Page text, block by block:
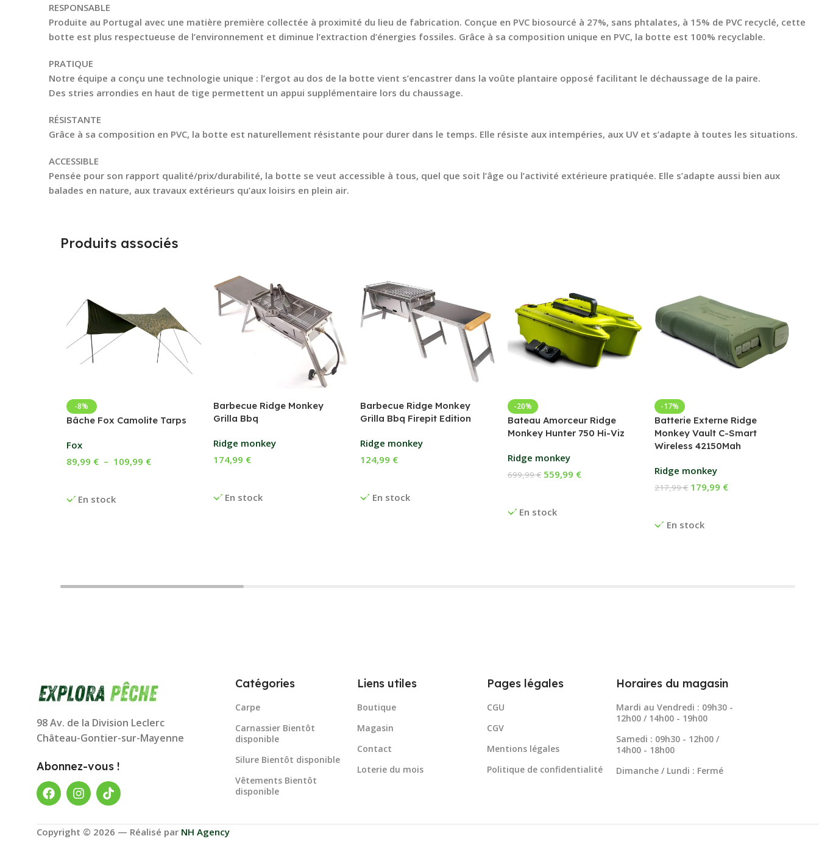
RESPONSABLE
Produite au Portugal avec une matière première collectée à proximité du lieu de fabrication. Conçue en PVC biosourcé à 27%, sans phtalates, à 15% de PVC recyclé, cette
botte est plus respectueuse de l’environnement et diminue l’extraction d’énergies fossiles. Grâce à sa composition unique en PVC, la botte est 100% recyclable.
PRATIQUE
Notre équipe a conçu une technologie unique : l’ergot au dos de la botte vient s’encastrer dans la voûte plantaire opposé facilitant le déchaussage de la paire.
Des stries arrondies en haut de tige permettent un appui supplémentaire lors du chaussage.
RÉSISTANTE
Grâce à sa composition en PVC, la botte est naturellement résistante pour durer dans le temps. Elle résiste aux intempéries, aux UV et s’adapte à toutes les situations.
ACCESSIBLE
Pensée pour son rapport qualité/prix/durabilité, la botte se veut accessible à tous, quel que soit l’âge ou l’activité extérieure pratiquée. Elle s’adapte aussi bien aux
balades en nature, aux travaux extérieurs qu’aux loisirs en plein air.
Produits associés
-8%
Bâche Fox Camolite Tarps
Fox
En stock
89,99 € – 109,99 €
Barbecue Ridge Monkey
Grilla Bbq
Ridge monkey
En stock
174,99 €
Barbecue Ridge Monkey
Grilla Bbq Firepit Edition
Ridge monkey
En stock
124,99 €
-20%
Bateau Amorceur Ridge
Monkey Hunter 750 Hi-Viz
Ridge monkey
En stock
699,99€ 559,99 €
-17%
Batterie Externe Ridge
Monkey Vault C-Smart
Wireless 42150Mah
Ridge monkey
En stock
217,99€ 179,99 €
98 Av. de la Division Leclerc
Château-Gontier-sur-Mayenne
Abonnez-vous !
Catégories
Carpe
Carnassier Bientôt
disponible
Silure Bientôt disponible
Vêtements Bientôt
disponible
Liens utiles
Boutique
Magasin
Contact
Loterie du mois
Pages légales
CGU
CGV
Mentions légales
Politique de confidentialité
Horaires du magasin
Mardi au Vendredi : 09h30 -
12h00 / 14h00 - 19h00
Samedi : 09h30 - 12h00 /
14h00 - 18h00
Dimanche / Lundi : Fermé
Copyright © 2026 — Réalisé par NH Agency